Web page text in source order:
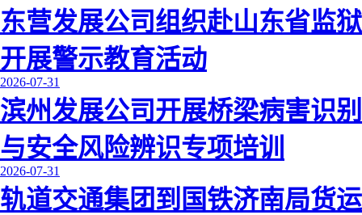
东营发展公司组织赴山东省监狱
开展警示教育活动
2026-07-31
滨州发展公司开展桥梁病害识别
与安全风险辨识专项培训
2026-07-31
轨道交通集团到国铁济南局货运